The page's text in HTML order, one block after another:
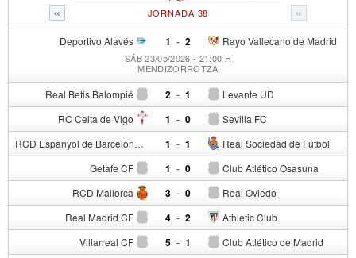
« »
JORNADA 38
Deportivo Alavés 1 - Rayo Vallecano de Madrid
2
SÁB 23/05/2026 - 21:00 H
MENDIZORROTZA
Real Betis Balompié 2 - Levante UD
1
RC Celta de Vigo 1 - Sevilla FC
0
RCD Espanyol de Barcelona 1 - Real Sociedad de Fútbol
1
Getafe CF 1 - Club Atlético Osasuna
0
RCD Mallorca 3 - Real Oviedo
0
Real Madrid CF 4 - Athletic Club
2
Villarreal CF 5 - Club Atlético de Madrid
1